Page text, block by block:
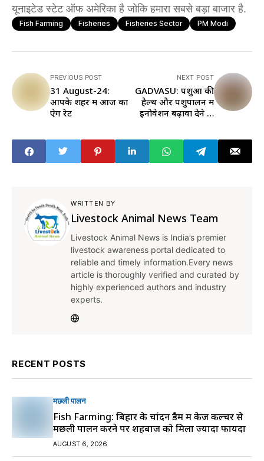
यूनाइटेड स्टेट ऑफ अमेरिका है जोकि हमारा सबसे बड़ा बाजार है.
Fish Farming Fisheries Fisheries Sector PM Modi
PREVIOUS POST
31 August-24:
आपके शहर में आज का
ऐग रेट
NEXT POST
GADVASU: पशुओं की
हैल्थ और पशुपालन में
इनोवेशन बढ़ावा देने के
WRITTEN BY
Livestock Animal News Team
Livestock Animal News is India’s premier
livestock awareness portal dedicated to
reliable and timely information.Every news
article is thoroughly verified and curated by
highly experienced authors and industry
experts.
RECENT POSTS
मछली पालन
Fish Farming: बिहार के चांदन डैम में केज कल्चर से
मछली पालन करने पर शहबाज को मिला ज्यादा फायदा
AUGUST 6, 2026